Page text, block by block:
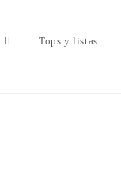
Tops y listas